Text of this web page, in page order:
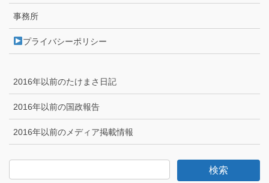
事務所
プライバシーポリシー
2016年以前のたけまさ日記
2016年以前の国政報告
2016年以前のメディア掲載情報